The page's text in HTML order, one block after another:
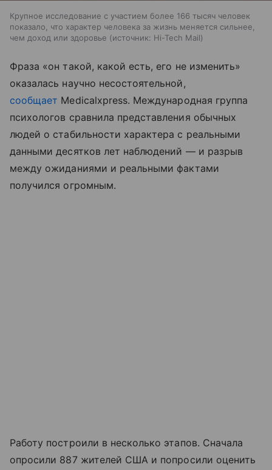
Крупное исследование с участием более 166 тысяч человек
показало, что характер человека за жизнь меняется сильнее,
чем доход или здоровье
источник: Hi-Tech Mail
Фраза «он такой, какой есть, его не изменить»
оказалась научно несостоятельной,
сообщает Medicalxpress. Международная группа
психологов сравнила представления обычных
людей о стабильности характера с реальными
данными десятков лет наблюдений — и разрыв
между ожиданиями и реальными фактами
получился огромным.
Работу построили в несколько этапов. Сначала
опросили 887 жителей США и попросили оценить